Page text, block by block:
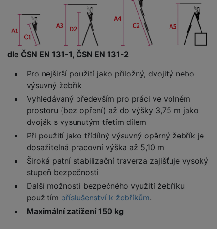
dle ČSN EN 131-1, ČSN EN 131-2
Pro nejširší použití jako příložný, dvojitý nebo
výsuvný žebřík
Vyhledávaný především pro práci ve volném
prostoru (bez opření) až do výšky 3,75 m jako
dvoják s vysunutým třetím dílem
Při použití jako třídílný výsuvný opěrný žebřík je
dosažitelná pracovní výška až 5,10 m
Široká patní stabilizační traverza zajišťuje vysoký
stupeň bezpečnosti
Další možnosti bezpečného využití žebříku
použitím příslušenství k žebříkům.
Maximální zatížení 150 kg